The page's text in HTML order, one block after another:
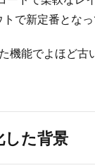
パティ
で新定番となっ
機能でよほど
た背景